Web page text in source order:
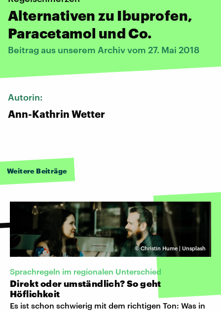
Alternativen zu Ibuprofen,
Paracetamol und Co.
Beitrag aus unserem Archiv vom 27. Mai 2018
Autorin:
Ann-Kathrin Wetter
Weitere Beiträge
©Christin Hume | Unsplash
Sprachregeln im regionalen Unterschied
Direkt oder umständlich? So geht
Höflichkeit
Es ist schon schwierig mit dem richtigen Ton: Was in